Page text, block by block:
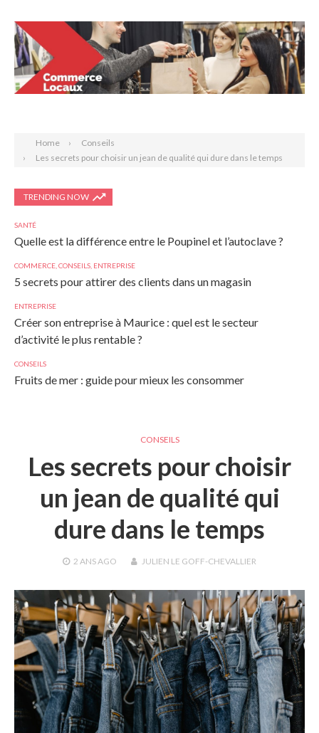
Home
Conseils
Les secrets pour choisir un jean de qualité qui dure dans le temps
TRENDING NOW
SANTÉ
Quelle est la différence entre le Poupinel et l’autoclave ?
COMMERCE CONSEILS ENTREPRISE
5 secrets pour attirer des clients dans un magasin
ENTREPRISE
Créer son entreprise à Maurice : quel est le secteur
d’activité le plus rentable ?
CONSEILS
Fruits de mer : guide pour mieux les consommer
CONSEILS
Les secrets pour choisir
un jean de qualité qui
dure dans le temps
2 ANSAGO JULIEN LE GOFF-CHEVALLIER